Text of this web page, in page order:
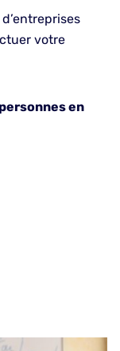
votre
en